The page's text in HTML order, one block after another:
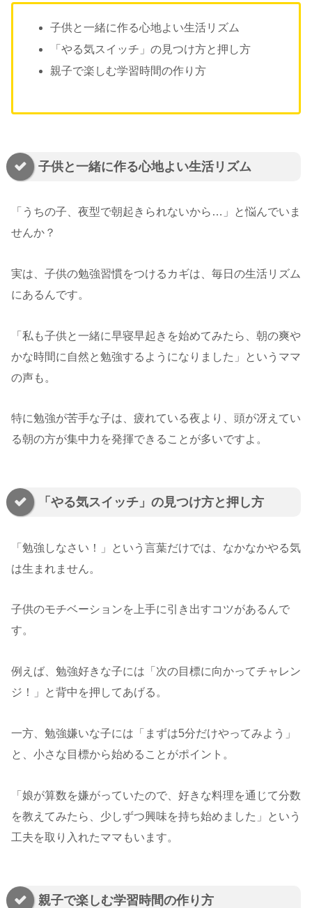
子供と一緒に作る心地よい生活リズム
「やる気スイッチ」の見つけ方と押し方
親子で楽しむ学習時間の作り方
子供と一緒に作る心地よい生活リズム
「うちの子、夜型で朝起きられないから…」と悩んでいま
せんか？
実は、子供の勉強習慣をつけるカギは、毎日の生活リズム
にあるんです。
「私も子供と一緒に早寝早起きを始めてみたら、朝の爽や
かな時間に自然と勉強するようになりました」というママ
の声も。
特に勉強が苦手な子は、疲れている夜より、頭が冴えてい
る朝の方が集中力を発揮できることが多いですよ。
「やる気スイッチ」の見つけ方と押し方
「勉強しなさい！」という言葉だけでは、なかなかやる気
は生まれません。
子供のモチベーションを上手に引き出すコツがあるんで
す。
例えば、勉強好きな子には「次の目標に向かってチャレン
ジ！」と背中を押してあげる。
一方、勉強嫌いな子には「まずは5分だけやってみよう」
と、小さな目標から始めることがポイント。
「娘が算数を嫌がっていたので、好きな料理を通じて分数
を教えてみたら、少しずつ興味を持ち始めました」という
工夫を取り入れたママもいます。
親子で楽しむ学習時間の作り方